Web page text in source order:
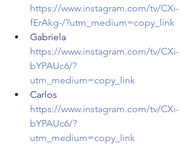
https://www.instagram.com/tv/CXi-
fErAkg-/?utm_medium=copy_link
Gabriela
https://www.instagram.com/tv/CXi-
bYPAUc6/?
utm_medium=copy_link
Carlos
https://www.instagram.com/tv/CXi-
bYPAUc6/?
utm_medium=copy_link